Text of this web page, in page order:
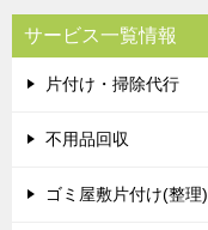
サービス一覧情報
片付け・掃除代行
不用品回収
ゴミ屋敷片付け(整理)